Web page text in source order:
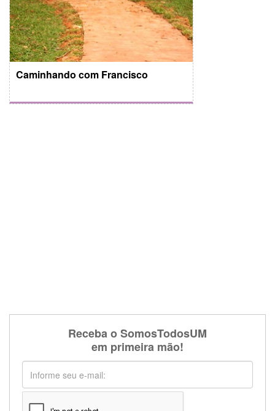
Caminhando com Francisco
Receba o SomosTodosUM
em primeira mão!